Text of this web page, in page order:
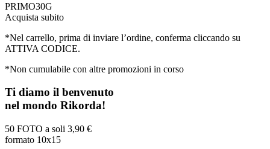
PRIMO30G
Acquista subito
*Nel carrello, prima di inviare l’ordine, conferma cliccando su
ATTIVA CODICE.
*Non cumulabile con altre promozioni in corso
Ti diamo il benvenuto
nel mondo Rikorda!
50 FOTO a soli 3,90 €
formato 10x15